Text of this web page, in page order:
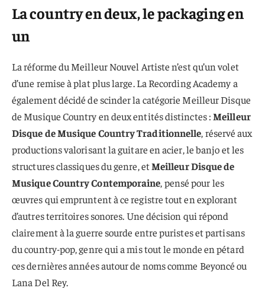
La country en deux, le packaging en
un
La réforme du Meilleur Nouvel Artiste n’est qu’un volet
d’une remise à plat plus large. La Recording Academy a
également décidé de scinder la catégorie Meilleur Disque
de Musique Country en deux entités distinctes :Meilleur
Disque de Musique Country Traditionnelle, réservé aux
productions valorisant la guitare en acier, le banjo et les
structures classiques du genre, etMeilleur Disque de
Musique Country Contemporaine, pensé pour les
œuvres qui empruntent à ce registre tout en explorant
d’autres territoires sonores. Une décision qui répond
clairement à la guerre sourde entre puristes et partisans
du country-pop, genre qui a mis tout le monde en pétard
ces dernières années autour de noms comme Beyoncé ou
Lana Del Rey.